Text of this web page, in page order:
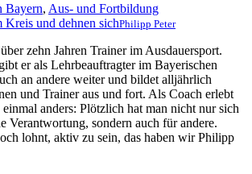
Bayern, Aus- und Fortbildung
Philipp Peter
zehn Jahren Trainer im Ausdauersport.
er als Lehrbeauftragter im Bayerischen
an andere weiter und bildet alljährlich
und Trainer aus und fort. Als Coach erlebt
anders: Plötzlich hat man nicht nur sich
Verantwortung, sondern auch für andere.
lohnt, aktiv zu sein, das haben wir Philipp